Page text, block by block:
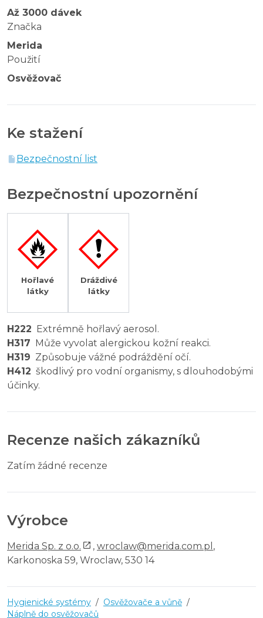
Až 3000 dávek
Značka
Merida
Použití
Osvěžovač
Ke stažení
Bezpečnostní list
Bezpečnostní upozornění
Hořlavé
látky
Dráždivé
látky
H222
Extrémně hořlavý aerosol.
H317
Může vyvolat alergickou kožní reakci.
H319 Způsobuje vážné podráždění očí.
H412 škodlivý pro vodní organismy, s dlouhodobými
účinky.
Recenze našich zákazníků
Zatím žádné recenze
Výrobce
Merida Sp. z o.o. , wroclaw@merida.com.pl ,
Karkonoska 59, Wroclaw, 530 14
Hygienické systémy / Osvěžovače a vůně /
Náplně do osvěžovačů